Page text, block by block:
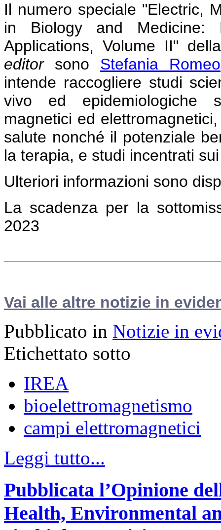
Il numero speciale "Electric,
in Biology and Medicine:
Applications, Volume II"
editorsono Stefania Romeo
intende raccogliere studi
vivo ed epidemiologiche
magnetici ed
salute nonché il potenziale
la terapia, e studi incentrati
Ulteriori informazioni sono
La scadenza per la
2023
Vai alle altre notizie in
Pubblicato in Notizie in
Etichettato sotto
IREA
bioelettromagnetismo
campi elettromagnetici
Leggi tutto...
Pubblicata l’Opinione
Health, Environmental